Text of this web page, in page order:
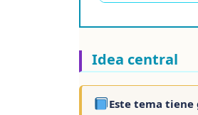
Idea central
Este tema